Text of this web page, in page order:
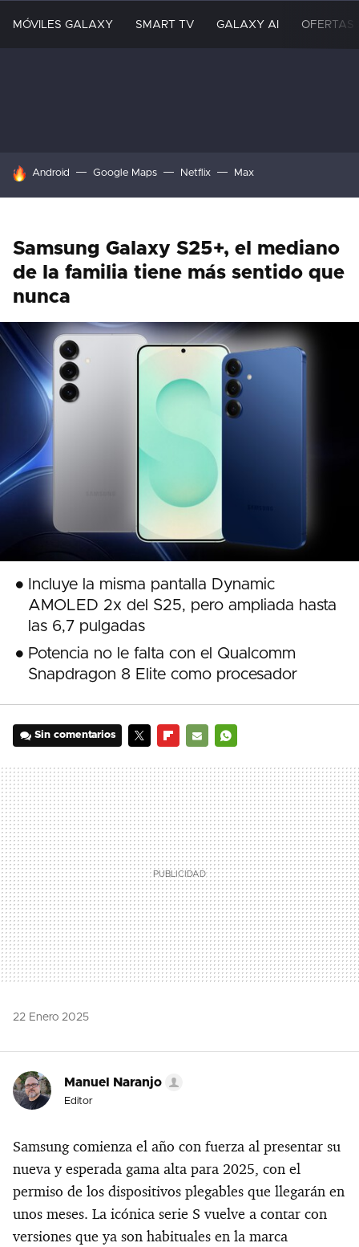
MÓVILES GALAXY SMART TV GALAXY AI OFERTAS
HOY SE HABLA DE
Android Google Maps Netflix Max
Samsung Galaxy S25+, el mediano
de la familia tiene más sentido que
nunca
Incluye la misma pantalla Dynamic
AMOLED 2x del S25, pero ampliada hasta
las 6,7 pulgadas
Potencia no le falta con el Qualcomm
Snapdragon 8 Elite como procesador
Sin comentarios
MAIL
22 Enero 2025
Manuel Naranjo
Editor
Samsung comienza el año con fuerza al presentar su
nueva y esperada gama alta para 2025, con el
permiso de los dispositivos plegables que llegarán en
unos meses. La icónica serie S vuelve a contar con
versiones que ya son habituales en la marca